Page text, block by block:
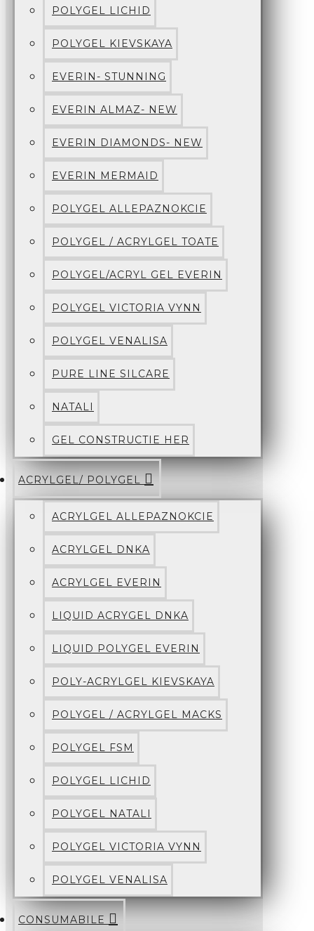
POLYGEL LICHID
POLYGEL KIEVSKAYA
EVERIN- STUNNING
EVERIN ALMAZ- NEW
EVERIN DIAMONDS- NEW
EVERIN MERMAID
POLYGEL ALLEPAZNOKCIE
POLYGEL / ACRYLGEL TOATE
POLYGEL/ACRYL GEL EVERIN
POLYGEL VICTORIA VYNN
POLYGEL VENALISA
PURE LINE SILCARE
NATALI
GEL CONSTRUCTIE HER
ACRYLGEL/ POLYGEL
ACRYLGEL ALLEPAZNOKCIE
ACRYLGEL DNKA
ACRYLGEL EVERIN
LIQUID ACRYGEL DNKA
LIQUID POLYGEL EVERIN
POLY-ACRYLGEL KIEVSKAYA
POLYGEL / ACRYLGEL MACKS
POLYGEL FSM
POLYGEL LICHID
POLYGEL NATALI
POLYGEL VICTORIA VYNN
POLYGEL VENALISA
CONSUMABILE